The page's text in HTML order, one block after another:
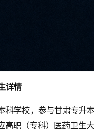
详情
科学校，参与甘肃专升
高职（专科）医药卫生